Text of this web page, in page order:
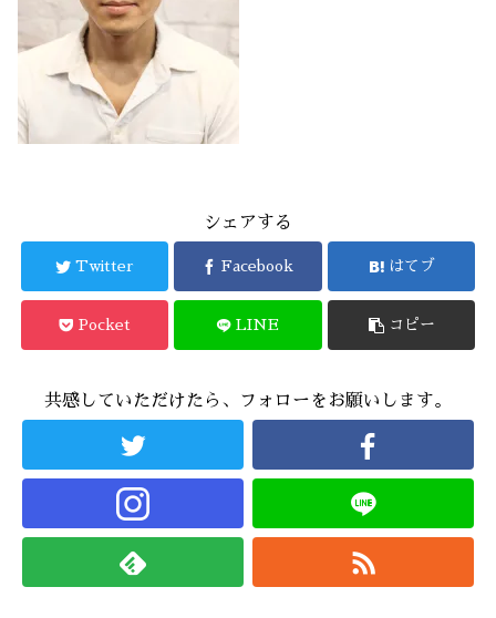
シェアする
Twitter Facebook はてブ
Pocket LINE コピー
共感していただけたら、フォローをお願いします。